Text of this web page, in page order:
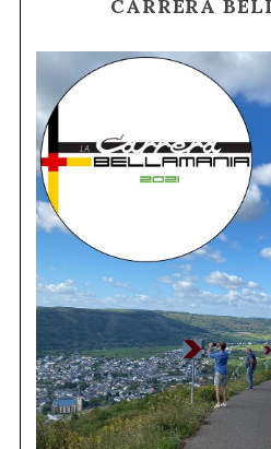
CARRERA